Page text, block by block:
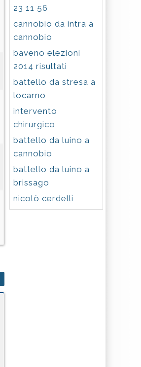
23 11 56
cannobio da intra a
cannobio
baveno elezioni
2014 risultati
battello da stresa a
locarno
intervento
chirurgico
battello da luino a
cannobio
battello da luino a
brissago
nicolò cerdelli